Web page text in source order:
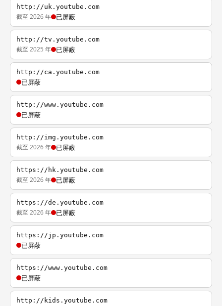
http://uk.youtube.com
截至 2026 年 已屏蔽
http://tv.youtube.com
截至 2025 年 已屏蔽
http://ca.youtube.com
已屏蔽
http://www.youtube.com
已屏蔽
http://img.youtube.com
截至 2026 年 已屏蔽
https://hk.youtube.com
截至 2026 年 已屏蔽
https://de.youtube.com
截至 2026 年 已屏蔽
https://jp.youtube.com
已屏蔽
https://www.youtube.com
已屏蔽
http://kids.youtube.com